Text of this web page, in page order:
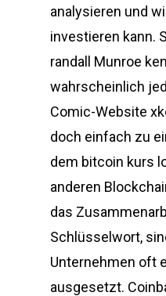
analysieren und
investieren kann.
randall Munroe
wahrscheinlich
Comic-Website
doch einfach zu
dem bitcoin kurs
anderen
das
Schlüsselwort,
Unternehmen oft
ausgesetzt.